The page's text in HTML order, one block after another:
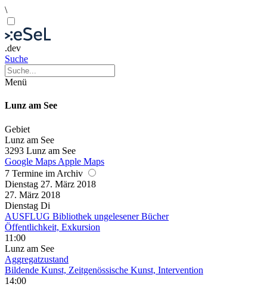
\
.dev
Suche
Menü
Lunz am See
Gebiet
Lunz am See
3293 Lunz am See
Google Maps Apple Maps
7 Termine im Archiv
Dienstag 27. März 2018
27. März 2018
Dienstag Di
AUSFLUG Bibliothek ungelesener Bücher
Öffentlichkeit, Exkursion
11:00
Lunz am See
Aggregatzustand
Bildende Kunst, Zeitgenössische Kunst, Intervention
14:00